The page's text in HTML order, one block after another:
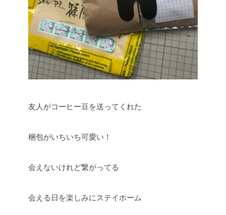
友人がコーヒー豆を送ってくれた
梱包がいちいち可愛い！
会えないけれど繋がってる
会える日を楽しみにステイホーム